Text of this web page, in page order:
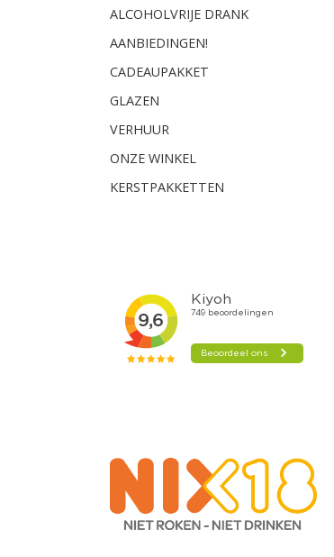
ALCOHOLVRIJE DRANK
AANBIEDINGEN!
CADEAUPAKKET
GLAZEN
VERHUUR
ONZE WINKEL
KERSTPAKKETTEN